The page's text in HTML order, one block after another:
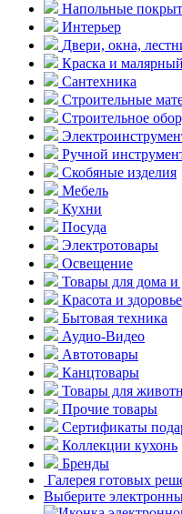
Напольные
Интерьер
Двери, окна,
Краска и
Сантехника
Строительные
Строительное
Ручной
Скобяные изделия
Мебель
Кухни
Посуда
Электротовары
Освещение
Товары для дома и
Красота и здоровье
Бытовая техника
Аудио-Видео
Автотовары
Канцтовары
Товары для
Прочие товары
Сертификаты
Коллекции кухонь
Бренды
Галерея готовых
Выберите